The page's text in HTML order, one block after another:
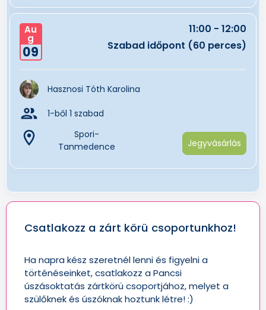
11:00 - 12:00
Szabad időpont (60 perces)
Au
g
09
Hasznosi Tóth Karolina
group 1-ből 1 szabad
room
Spori-
Tanmedence
Jegyvásárlás
Csatlakozz a zárt körü csoportunkhoz!
Ha napra kész szeretnél lenni és figyelni a
történéseinket, csatlakozz a Pancsi
úszásoktatás zártkörü csoportjához, melyet a
szülőknek és úszóknak hoztunk létre! :)